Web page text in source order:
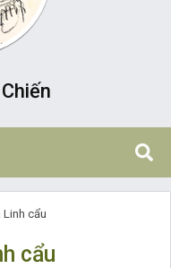
Linh cẩu
cẩu